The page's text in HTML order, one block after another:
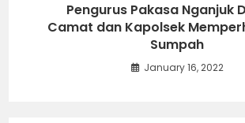
Pengurus Pakasa Nganjuk
Camat dan Kapolsek
Sumpah
January 16, 2022